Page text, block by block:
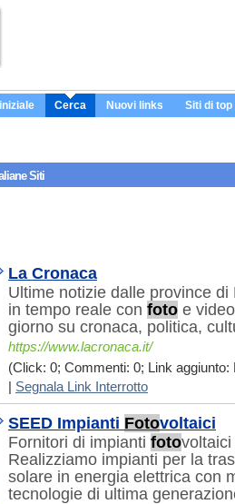
Cerca Nuovi links Siti di top
Siti
La Cronaca
Ultime notizie dalle province
in tempo reale con foto e
giorno su cronaca, politica,
https://www.lacronaca.it/
(Click: 0; Commenti: 0; Link aggiunto:
Segnala Link Interrotto
SEED Impianti Fotovoltaici
Fornitori di impianti foto
Realizziamo impianti per la
solare in energia elettrica con
tecnologie di ultima